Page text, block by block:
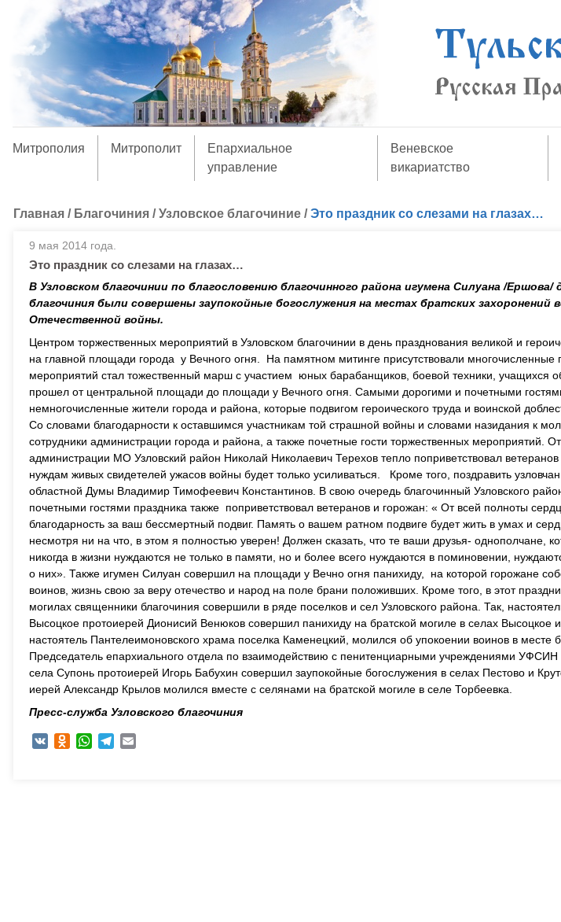
Митрополия Митрополит
Епархиальное
управление
Веневское
викариатство
Главная / Благочиния /Узловское благочиние /Это праздник со слезами на глазах…
9 мая 2014 года.
Это праздник со слезами на глазах…
В Узловском благочинии по благословению благочинного района игумена Силуана /
благочиния были совершены заупокойные богослужения на местах братских захоронений
Отечественной войны.
Центром торжественных мероприятий в Узловском благочинии в день празднования великой и
на главной площади города у Вечного огня. На памятном митинге присутствовали
мероприятий стал тожественный марш с участием юных барабанщиков, боевой техники, учащихся
прошел от центральной площади до площади у Вечного огня. Самыми дорогими и почетными
немногочисленные жители города и района, которые подвигом героического труда и воинской
Со словами благодарности к оставшимся участникам той страшной войны и словами назидания к
сотрудники администрации города и района, а также почетные гости торжественных мероприятий.
администрации МО Узловский район Николай Николаевич Терехов тепло поприветствовал
нуждам живых свидетелей ужасов войны будет только усиливаться. Кроме того, поздравить
областной Думы Владимир Тимофеевич Константинов. В свою очередь благочинный Узловского
почетными гостями праздника также поприветствовал ветеранов и горожан: « От всей полноты
благодарность за ваш бессмертный подвиг. Память о вашем ратном подвиге будет жить в умах и
несмотря ни на что, в этом я полностью уверен! Должен сказать, что те ваши друзья- однополчане,
никогда в жизни нуждаются не только в памяти, но и более всего нуждаются в поминовении,
о них». Также игумен Силуан совершил на площади у Вечно огня панихиду, на которой горожане
воинов, жизнь свою за веру отечество и народ на поле брани положивших. Кроме того, в этот
могилах священники благочиния совершили в ряде поселков и сел Узловского района. Так,
Высоцкое протоиерей Дионисий Венюков совершил панихиду на братской могиле в селах Высоцкое
настоятель Пантелеимоновского храма поселка Каменецкий, молился об упокоении воинов в месте
Председатель епархиального отдела по взаимодействию с пенитенциарными учреждениями УФСИН
села Супонь протоиерей Игорь Бабухин совершил заупокойные богослужения в селах Пестово и
иерей Александр Крылов молился вместе с селянами на братской могиле в селе Торбеевка.
Пресс-служба Узловского благочиния
VK Odnoklassniki
WhatsAppTelegram